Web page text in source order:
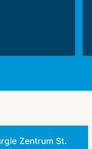
Zentrum St.